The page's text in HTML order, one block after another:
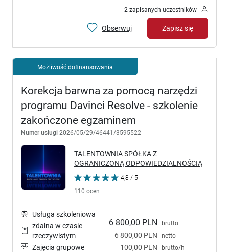
2 zapisanych uczestników
Obserwuj Zapisz się
Możliwość dofinansowania
Korekcja barwna za pomocą narzędzi
programu Davinci Resolve - szkolenie
zakończone egzaminem
Numer usługi 2026/05/29/46441/3595522
TALENTOWNIA SPÓŁKA Z
OGRANICZONĄ ODPOWIEDZIALNOŚCIĄ
4,8 / 5
110 ocen
6 800,00 PLN brutto
6 800,00 PLN netto
100,00 PLN brutto/h
Usługa szkoleniowa
zdalna w czasie
rzeczywistym
Zajęcia grupowe